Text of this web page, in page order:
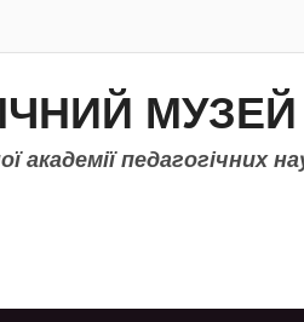
МУЗЕЙ
академії педагогічних